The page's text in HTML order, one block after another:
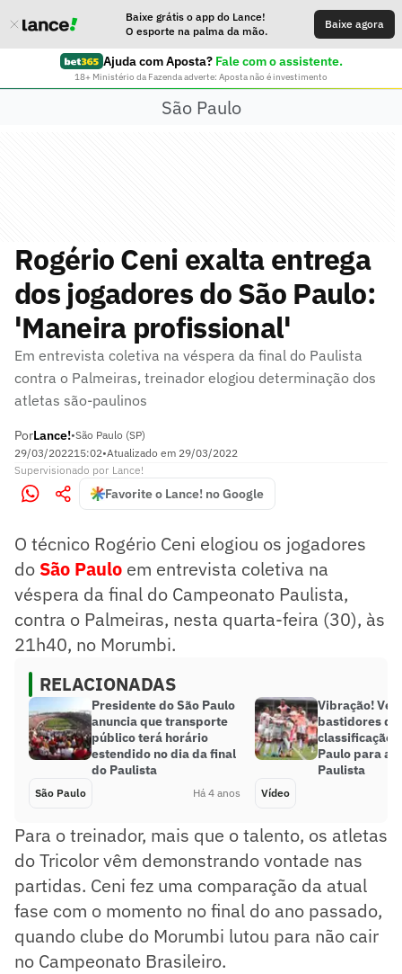
Baixe grátis o app do Lance!
O esporte na palma da mão.
Baixe agora
Ajuda com Aposta? Fale com o assistente.
18+ Ministério da Fazenda adverte: Aposta não é investimento
São Paulo
Rogério Ceni exalta entrega
dos jogadores do São Paulo:
'Maneira profissional'
Em entrevista coletiva na véspera da final do Paulista
contra o Palmeiras, treinador elogiou determinação dos
atletas são-paulinos
PorLance!•São Paulo (SP)
29/03/202215:02•Atualizado em 29/03/2022
Supervisionado por Lance!
Favorite o Lance! no Google
O técnico Rogério Ceni elogiou os jogadores
do São Paulo em entrevista coletiva na
véspera da final do Campeonato Paulista,
contra o Palmeiras, nesta quarta-feira (30), às
21h40, no Morumbi.
RELACIONADAS
Presidente do São Paulo
anuncia que transporte
público terá horário
estendido no dia da final
do Paulista
São Paulo Há 4 anos
Vibração!
bastidores da
classificação
Paulo para a
Paulista​
Vídeo
Para o treinador, mais que o talento, os atletas
do Tricolor vêm demonstrando vontade nas
partidas. Ceni fez uma comparação da atual
fase com o momento no final do ano passado,
quando clube do Morumbi lutou para não cair
no Campeonato Brasileiro.